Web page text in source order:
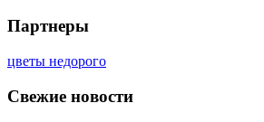
Партнеры
цветы недорого
Свежие новости